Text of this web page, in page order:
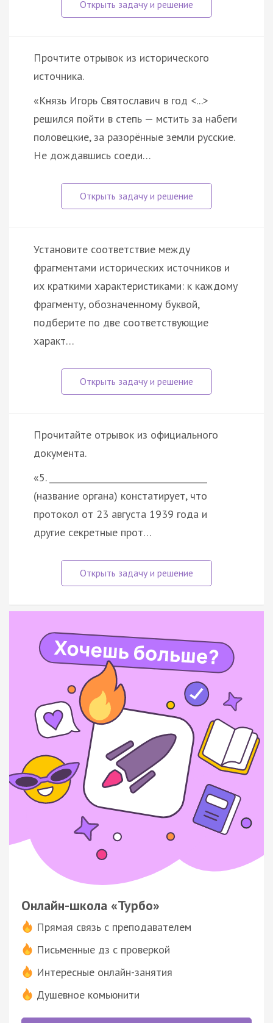
Прочтите отрывок из исторического
источника.
«Князь Игорь Святославич в год <...>
решился пойти в степь — мстить за набеги
половецкие, за разорённые земли русские.
Не дождавшись соеди…
Установите соответствие между
фрагментами исторических источников и
их краткими характеристиками: к каждому
фрагменту, обозначенному буквой,
подберите по две соответствующие
характ…
Прочитайте отрывок из официального
документа.
«5. _____________________________________
(название органа) констатирует, что
протокол от 23 августа 1939 года и
другие секретные прот…
Онлайн-школа «Турбо»
Прямая связь с преподавателем
Письменные дз с проверкой
Интересные онлайн-занятия
Душевное комьюнити